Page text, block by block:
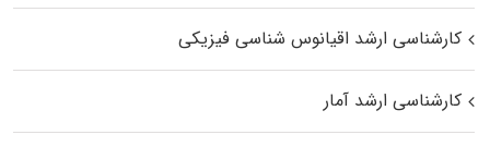
کارشناسی ارشد اقیانوس‌ شناسی فیزیکی
کارشناسی ارشد آمار